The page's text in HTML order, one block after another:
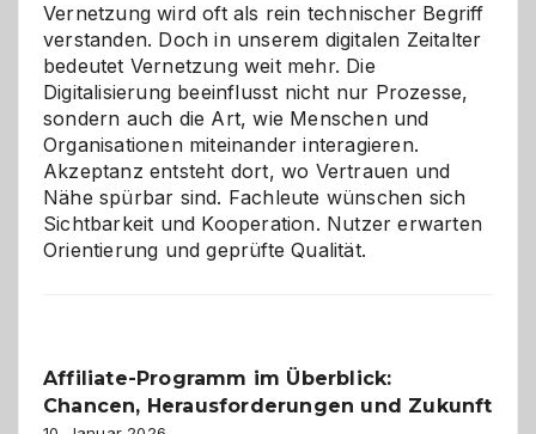
Vernetzung wird oft als rein technischer Begriff
verstanden. Doch in unserem digitalen Zeitalter
bedeutet Vernetzung weit mehr. Die
Digitalisierung beeinflusst nicht nur Prozesse,
sondern auch die Art, wie Menschen und
Organisationen miteinander interagieren.
Akzeptanz entsteht dort, wo Vertrauen und
Nähe spürbar sind. Fachleute wünschen sich
Sichtbarkeit und Kooperation. Nutzer erwarten
Orientierung und geprüfte Qualität.
Affiliate-Programm im Überblick:
Chancen, Herausforderungen und Zukunft